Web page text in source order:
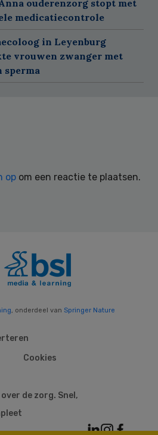
ouderenzorg stopt met
medicatiecontrole
in Leyenburg
vrouwen zwanger met
sperma
op om een reactie te plaatsen.
, onderdeel van Springer Nature
Cookies
de zorg. Snel,